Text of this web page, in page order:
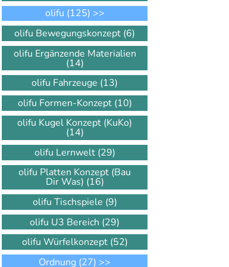
olifu (125) >>
olifu Bewegungskonzept (6)
olifu Ergänzende Materialien
(14)
olifu Fahrzeuge (13)
olifu Formen-Konzept (10)
olifu Kugel Konzept (KuKo)
(14)
olifu Lernwelt (29)
olifu Platten Konzept (Bau
Dir Was) (16)
olifu Tischspiele (9)
olifu U3 Bereich (29)
olifu Würfelkonzept (52)
Ordnung (27) >>